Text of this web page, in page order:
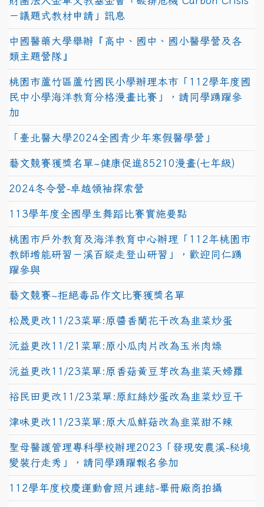
－議題式教材申請」訊息
中國醫藥大學舉辦『高中、國中、國小醫學營及各
類主題營隊』
桃園市蘆竹區蘆竹國民小學辦理本市「112學年度國
民中小學海洋教育分格漫畫比賽」，請同學踴躍參
加
「臺北醫大學2024全國青少年寒假醫學營」
藝文競賽獲獎名單~健康促進85210漫畫(七年級)
2024冬令營-卓越領袖探索營
113學年度全國學生舞蹈比賽實施要點
桃園市戶外教育及海洋教育中心辦理「112年桃園市
教師增能研習－溪百縱走登山研習」，歡迎同仁踴
躍參與
藝文競賽~拒絕毒品作文比賽獲獎名單
松晟更改11/23菜單:原醬香蘭花干改為韭菜炒蛋
沅益更改11/21菜單:原小瓜肉片改為玉米肉燥
沅益更改11/23菜單:原香菇黃豆芽改為韭菜天婦羅
裕民田更改11/23菜單:原紅絲炒蛋改為韭菜炒豆干
津味更改11/23菜單:原大瓜鮮菇改為韭菜甜不辣
聖母醫護管理專科學校辦理2023「發現安農溪-秘境
變裝行走秀」，請同學踴躍報名參加
112學年度校慶運動會照片連結-畢冊廠商拍攝